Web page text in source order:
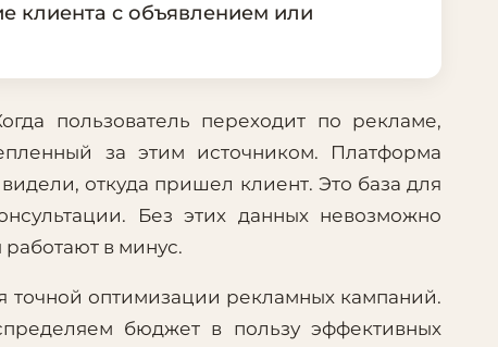
клиента с объявлением или
пользователь переходит по рекламе,
за этим источником. Платформа
откуда пришел клиент. Это база для
Без этих данных невозможно
работают в минус.
точной оптимизации рекламных кампаний.
бюджет в пользу эффективных